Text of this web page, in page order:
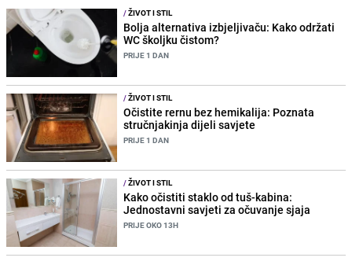
/ŽIVOT I STIL
Bolja alternativa izbjeljivaču: Kako održati
WC školjku čistom?
PRIJE 1 DAN
/ŽIVOT I STIL
Očistite rernu bez hemikalija: Poznata
stručnjakinja dijeli savjete
PRIJE 1 DAN
/ŽIVOT I STIL
Kako očistiti staklo od tuš-kabina:
Jednostavni savjeti za očuvanje sjaja
PRIJE OKO 13H